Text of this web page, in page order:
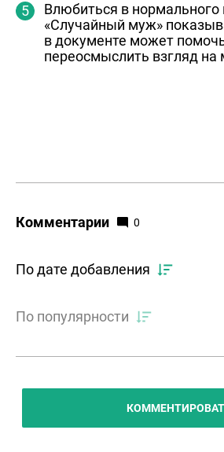
Влюбиться в
«Случайный муж»
в документе может
переосмыслить взгляд на
Комментарии 0
По дате добавления
По популярности